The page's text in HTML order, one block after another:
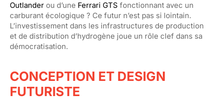
Outlander ou d’une Ferrari GTS fonctionnant avec un
carburant écologique ? Ce futur n’est pas si lointain.
L’investissement dans les infrastructures de production
et de distribution d’hydrogène joue un rôle clef dans sa
démocratisation.
CONCEPTION ET DESIGN
FUTURISTE